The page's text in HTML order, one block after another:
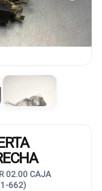
02.00 CAJA
662)